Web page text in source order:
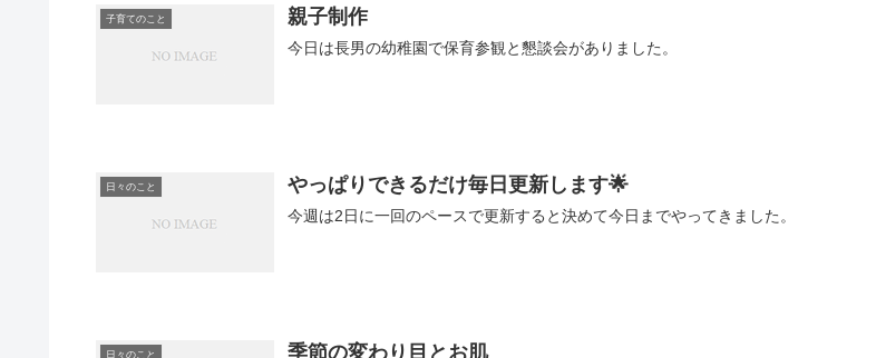
子育てのこと 親子制作
今日は長男の幼稚園で保育参観と懇談会がありました。
日々のこと やっぱりできるだけ毎日更新します🌟
今週は2日に一回のペースで更新すると決めて今日までやってきました。
日々のこと 季節の変わり目とお肌